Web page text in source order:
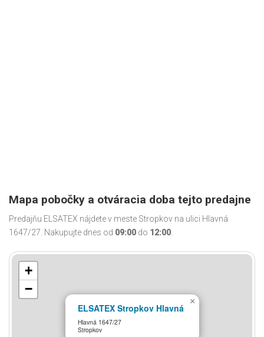
Mapa pobočky a otváracia doba tejto predajne
Predajňu ELSATEX nájdete v meste Stropkov na ulici Hlavná
1647/27. Nakupujte dnes od 09:00 do 12:00.
ELSATEX Stropkov Hlavná
Hlavná 1647/27
Stropkov
×
+
−